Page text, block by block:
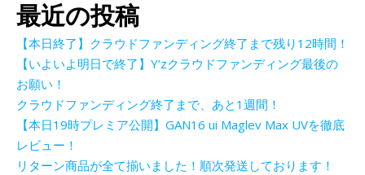
最近の投稿
【本日終了】クラウドファンディング終了まで残り12時間！
【いよいよ明日で終了】Y’zクラウドファンディング最後の
お願い！
クラウドファンディング終了まで、あと1週間！
【本日19時プレミア公開】GAN16 ui Maglev Max UVを徹底
レビュー！
リターン商品が全て揃いました！順次発送しております！